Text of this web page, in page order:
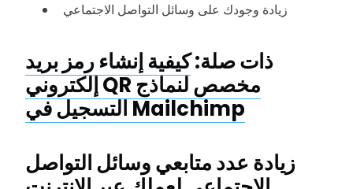
زيادة وجودك على وسائل التواصل الاجتماعي
ذات صلة:كيفية إنشاء رمز بريد
إلكتروني QR مخصص لنماذج
التسجيل في Mailchimp
زيادة عدد متابعي وسائل التواصل